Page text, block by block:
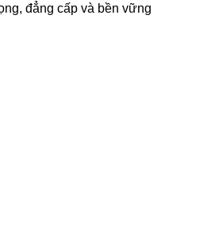
đẳng cấp và bền vững